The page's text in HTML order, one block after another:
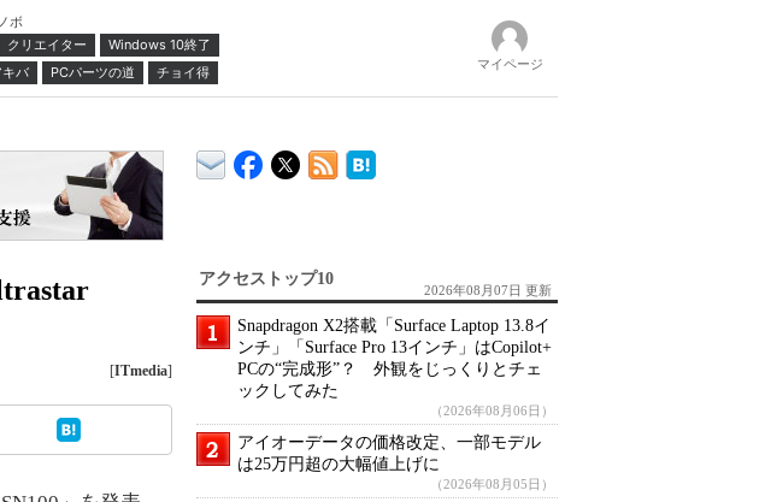
ボ
クリエイター
Windows 10終了
キバ PCパーツの道 チョイ得 マイページ
[ITmedia]
アクセストップ10
2026年08月07日 更新
Snapdragon X2搭載「Surface Laptop 13.8イ
ンチ」「Surface Pro 13インチ」はCopilot+
PCの“完成形”？ 外観をじっくりとチェ
ックしてみた
（2026年08月06日）
アイオーデータの価格改定、一部モデル
は25万円超の大幅値上げに
（2026年08月05日）